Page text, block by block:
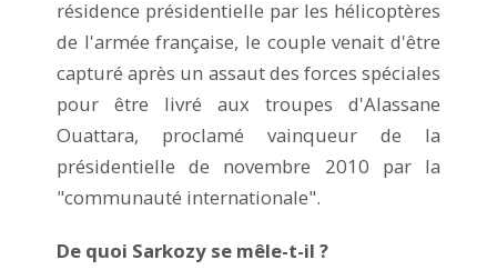
résidence présidentielle par les hélicoptères
de l'armée française, le couple venait d'être
capturé après un assaut des forces spéciales
pour être livré aux troupes d'Alassane
Ouattara, proclamé vainqueur de la
présidentielle de novembre 2010 par la
"communauté internationale".
De quoi Sarkozy se mêle-t-il ?